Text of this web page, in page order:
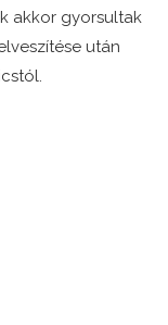
akkor gyorsultak
után